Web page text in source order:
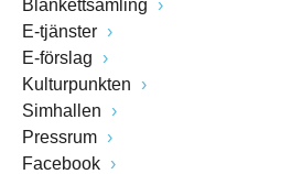
Blankettsamling
E-tjänster
E-förslag
Kulturpunkten
Simhallen
Pressrum
Facebook